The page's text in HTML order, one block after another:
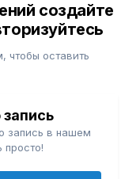
создайте
чтобы оставить
запись в нашем
просто!